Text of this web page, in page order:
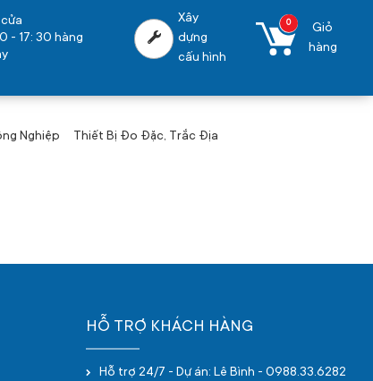
- 17: 30 hàng
Xây
dựng
cấu hình
0
Giỏ
hàng
Nghiệp Thiết Bị Đo Đặc, Trắc Địa
HỖ TRỢ KHÁCH HÀNG
Hỗ trợ 24/7 - Dự án: Lê Bình - 0988.33.6282